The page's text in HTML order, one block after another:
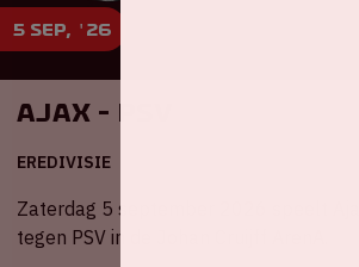
5 sep, '26
Ajax - PSV
EREDIVISIE
Zaterdag 5 september 2026 speelt Ajax
tegen PSV in de Johan Cruijff ArenA.